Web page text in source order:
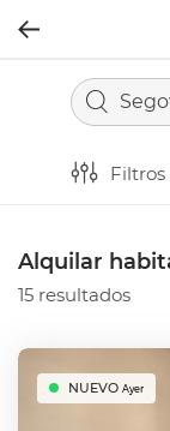
Filtros
Alquilar
15 resultados
NUEVO Ayer